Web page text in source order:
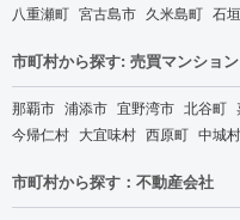
八重瀬町 宮古島市 久米島町 石
市町村から探す: 売買マンション
那覇市 浦添市 宜野湾市 北谷町
今帰仁村 大宜味村 西原町 中城村
市町村から探す：不動産会社